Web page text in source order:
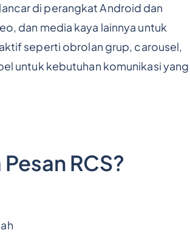
di perangkat Android dan
dan media kaya lainnya untuk
seperti obrolan grup, carousel,
untuk kebutuhan komunikasi yang
RCS?